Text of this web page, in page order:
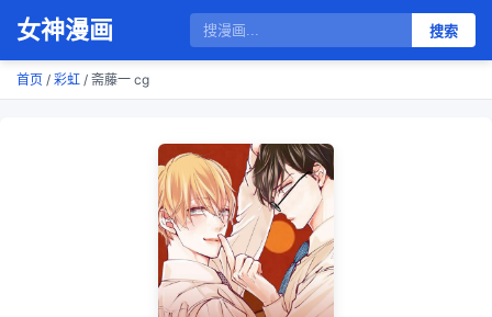
女神漫画 搜索
首页 / 彩虹 / 斋藤一 cg